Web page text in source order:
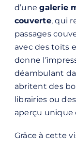
d’unegalerie
couverte, qui
passages
avec des toits
donne
déambulant
abritent des
librairies ou
aperçu unique
Grâce à cette